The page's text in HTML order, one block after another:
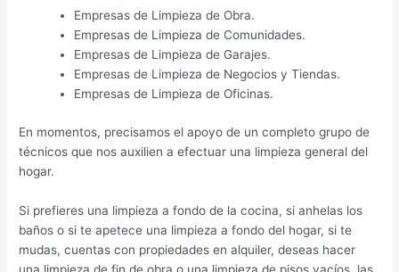
Empresas de Limpieza de Obra.
Empresas de Limpieza de Comunidades.
Empresas de Limpieza de Garajes.
Empresas de Limpieza de Negocios y Tiendas.
Empresas de Limpieza de Oficinas.
En momentos, precisamos el apoyo de un completo grupo de
técnicos que nos auxilien a efectuar una limpieza general del
hogar.
Si prefieres una limpieza a fondo de la cocina, si anhelas los
baños o si te apetece una limpieza a fondo del hogar, si te
mudas, cuentas con propiedades en alquiler, deseas hacer
una limpieza de fin de obra o una limpieza de pisos vacíos, las